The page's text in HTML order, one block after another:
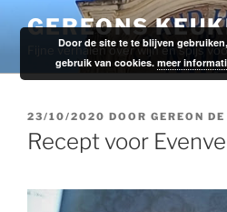
naar
inhoud
GEREONS
Fijne verhalen over wijn en spijs
GEPLAATST
OP
23/10/2020 DOOR GEREON
Recept voor
Door de site te te blijven
gebruik van cookies.meer